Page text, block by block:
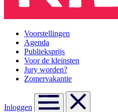
Voorstellingen
Agenda
Publieksprijs
Voor de kleinsten
Jury worden?
Zomervakantie
Inloggen